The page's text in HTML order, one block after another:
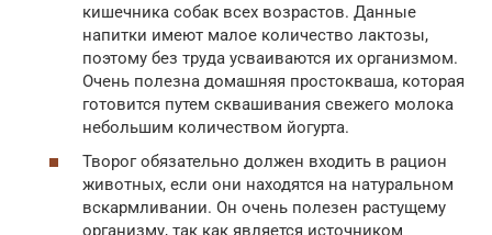
кишечника собак всех возрастов. Данные
напитки имеют малое количество лактозы,
поэтому без труда усваиваются их организмом.
Очень полезна домашняя простокваша, которая
готовится путем сквашивания свежего молока
небольшим количеством йогурта.
Творог обязательно должен входить в рацион
животных, если они находятся на натуральном
вскармливании. Он очень полезен растущему
организму, так как является источником